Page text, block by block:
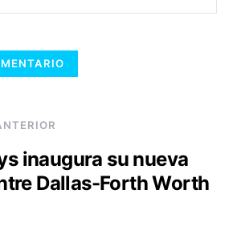
inaugura su nueva
Dallas-Forth Worth